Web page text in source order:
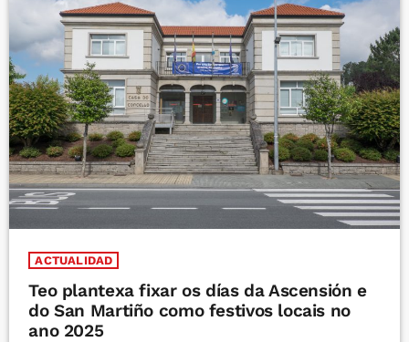
ACTUALIDAD
Teo plantexa fixar os días da Ascensión e
do San Martiño como festivos locais no
ano 2025